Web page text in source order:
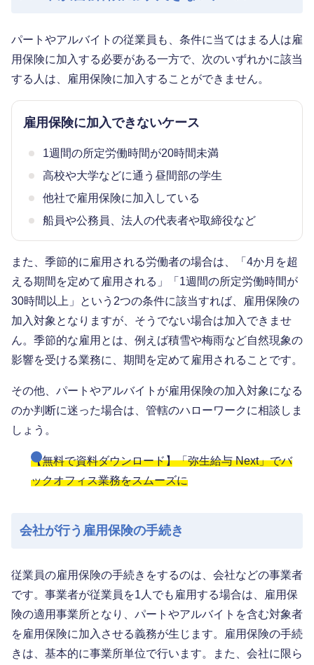
パートやアルバイトの従業員も、条件に当てはまる人は雇
用保険に加入する必要がある一方で、次のいずれかに該当
する人は、雇用保険に加入することができません。
雇用保険に加入できないケース
1週間の所定労働時間が20時間未満
高校や大学などに通う昼間部の学生
他社で雇用保険に加入している
船員や公務員、法人の代表者や取締役など
また、季節的に雇用される労働者の場合は、「4か月を超
える期間を定めて雇用される」「1週間の所定労働時間が
30時間以上」という2つの条件に該当すれば、雇用保険の
加入対象となりますが、そうでない場合は加入できませ
ん。季節的な雇用とは、例えば積雪や梅雨など自然現象の
影響を受ける業務に、期間を定めて雇用されることです。
その他、パートやアルバイトが雇用保険の加入対象になる
のか判断に迷った場合は、管轄のハローワークに相談しま
しょう。
【無料で資料ダウンロード】「弥生給与 Next」でバ
ックオフィス業務をスムーズに
会社が行う雇用保険の手続き
従業員の雇用保険の手続きをするのは、会社などの事業者
です。事業者が従業員を1人でも雇用する場合は、雇用保
険の適用事業所となり、パートやアルバイトを含む対象者
を雇用保険に加入させる義務が生じます。雇用保険の手続
きは、基本的に事業所単位で行います。また、会社に限ら